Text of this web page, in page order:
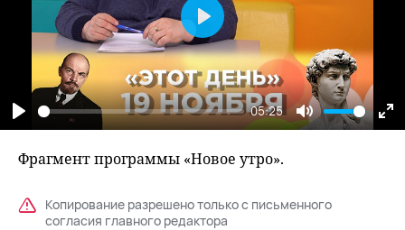
Play
05:25
Mute
Play
Фрагмент программы «Новое утро».
Копирование разрешено только с письменного
согласия главного редактора